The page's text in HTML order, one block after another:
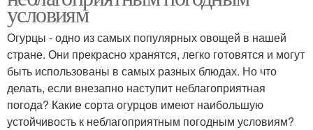
условиям
Огурцы - одно из самых популярных овощей в нашей
стране. Они прекрасно хранятся, легко готовятся и могут
быть использованы в самых разных блюдах. Но что
делать, если внезапно наступит неблагоприятная
погода? Какие сорта огурцов имеют наибольшую
устойчивость к неблагоприятным погодным условиям?